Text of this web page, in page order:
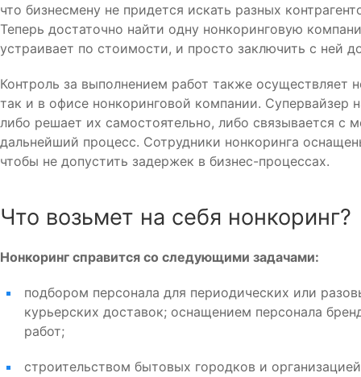
что бизнесмену не придется искать разных
Теперь достаточно найти одну нонкоринговую
устраивает по стоимости, и просто заключить с ней
Контроль за выполнением работ также осуществляет
так и в офисе нонкоринговой компании. Супервайзер
либо решает их самостоятельно, либо связывается с
дальнейший процесс. Сотрудники нонкоринга
чтобы не допустить задержек в бизнес-процессах.
Что возьмет на себя нонкоринг?
Нонкоринг справится со следующими задачами:
подбором персонала для периодических или
курьерских доставок; оснащением персонала
работ;
строительством бытовых городков и